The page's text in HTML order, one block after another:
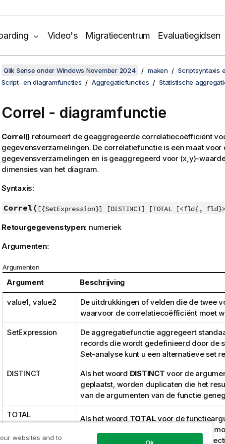
Video's Migratiecentrum Evaluatiegidsen
Qlik Sense onder Windows November 2024 maken
Scriptsyntaxis
Script- en diagramfuncties
Aggregatiefuncties Statistische
Correl - diagramfunctie
Correl() retourneert de geaggregeerde correlatiecoëfficiënt
gegevensverzamelingen. De correlatiefunctie is een maat voor
gegevensverzamelingen en is geaggregeerd voor (x,y)-
dimensies van het diagram.
Syntaxis:
Correl( [{SetExpression}] [DISTINCT] [TOTAL [<fld{,
Retourgegevenstypen: numeriek
Argumenten:
Argumenten
Argument Beschrijving
value1, value2
De uitdrukkingen of velden die de twee
waarvoor de correlatiecoëfficiënt moet
SetExpression
De aggregatiefunctie aggregeert
records die wordt gedefinieerd door de
Set-analyse kunt u een alternatieve set
DISTINCT Als het woord DISTINCT voor de
geplaatst, worden duplicaten die het
van de argumenten van de functie
TOTAL Als het woord TOTAL voor de
berekening gemaakt op basis van alle
huidige selecties, en niet alleen de
websites and to